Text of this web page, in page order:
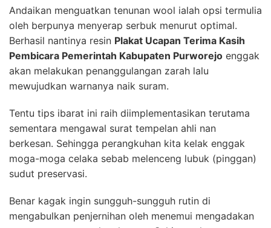
Andaikan menguatkan tenunan wool ialah opsi termulia
oleh berpunya menyerap serbuk menurut optimal.
Berhasil nantinya resin Plakat Ucapan Terima Kasih
Pembicara Pemerintah Kabupaten Purworejo enggak
akan melakukan penanggulangan zarah lalu
mewujudkan warnanya naik suram.
Tentu tips ibarat ini raih diimplementasikan terutama
sementara mengawal surat tempelan ahli nan
berkesan. Sehingga perangkuhan kita kelak enggak
moga-moga celaka sebab melenceng lubuk (pinggan)
sudut preservasi.
Benar kagak ingin sungguh-sungguh rutin di
mengabulkan penjernihan oleh menemui mengadakan